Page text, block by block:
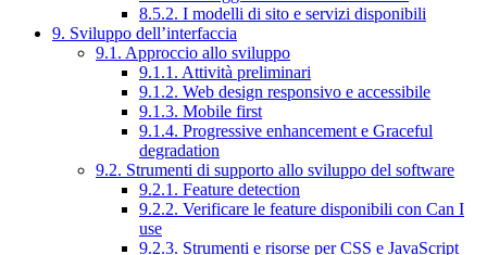
8.5.2. I modelli di sito e servizi disponibili
9. Sviluppo dell’interfaccia
9.1. Approccio allo sviluppo
9.1.1. Attività preliminari
9.1.2. Web design responsivo e accessibile
9.1.3. Mobile first
9.1.4. Progressive enhancement e Graceful
degradation
9.2. Strumenti di supporto allo sviluppo del software
9.2.1. Feature detection
9.2.2. Verificare le feature disponibili con Can I
use
9.2.3. Strumenti e risorse per CSS e JavaScript